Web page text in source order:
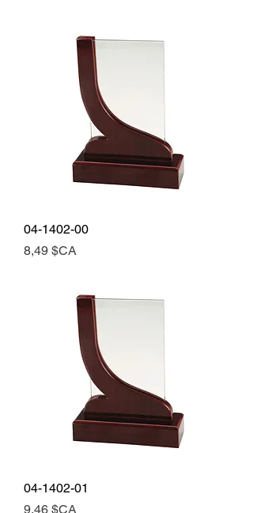
04-1402-00
Prix
8,49 $CA
04-1402-01
Prix
9,46 $CA